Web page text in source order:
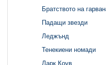
Братството на
Падащи звезди
Леджънд
Тенекиени номади
Ларк Коув